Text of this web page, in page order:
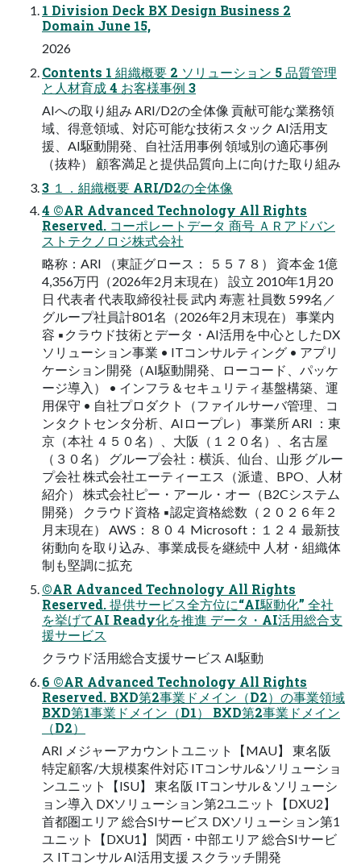
1 Division Deck BX Design Business 2
Domain June 15,
2026
Contents 1 組織概要 2 ソリューション 5 品質管理
と人材育成 4 お客様事例 3
AIへの取り組み ARI/D2の全体像 貢献可能な業務領
域、得意領域、対応可能な技術スタック AI活用支
援、AI駆動開発、自社活用事例 領域別の適応事例
（抜粋） 顧客満足と提供品質向上に向けた取り組み
3 １．組織概要 ARI/D2の全体像
4 ©AR Advanced Technology All Rights
Reserved. コーポレートデータ 商号 ＡＲアドバン
ストテクノロジ株式会社
略称：ARI （東証グロース： ５５７８） 資本金 1億
4,356万円（2026年2月末現在） 設立 2010年1月20
日 代表者 代表取締役社長 武内 寿憲 社員数 599名／
グループ社員計801名（2026年2月末現在） 事業内
容 ▪クラウド技術とデータ・AI活用を中心としたDX
ソリューション事業 • ITコンサルティング • アプリ
ケーション開発（AI駆動開発、ローコード、パッケ
ージ導入） • インフラ＆セキュリティ基盤構築、運
用保守 • 自社プロダクト（ファイルサーバ管理、コ
ンタクトセンタ分析、AIロープレ） 事業所 ARI ：東
京（本社 ４５０名）、大阪（１２０名）、名古屋
（３０名） グループ会社：横浜、仙台、山形 グルー
プ会社 株式会社エーティーエス（派遣、BPO、人材
紹介） 株式会社ピー・アール・オー（B2Cシステム
開発） クラウド資格 ▪認定資格総数（２０２６年２
月末現在） AWS：８０４ Microsoft：１２４ 最新技
術動向を取り込み、事業成長を継続中 人材・組織体
制も堅調に拡充
©AR Advanced Technology All Rights
Reserved. 提供サービス全方位に“AI駆動化” 全社
を挙げてAI Ready化を推進 データ・AI活用総合支
援サービス
クラウド活用総合支援サービス AI駆動
6 ©AR Advanced Technology All Rights
Reserved. BXD第2事業ドメイン（D2）の事業領域
BXD第1事業ドメイン（D1） BXD第2事業ドメイン
（D2）
ARI メジャーアカウントユニット【MAU】 東名阪
特定顧客/大規模案件対応 ITコンサル&ソリューショ
ンユニット【ISU】 東名阪 ITコンサル＆ソリューシ
ョン導入 DXソリューション第2ユニット【DXU2】
首都圏エリア 総合SIサービス DXソリューション第1
ユニット【DXU1】 関西・中部エリア 総合SIサービ
ス ITコンサル AI活用支援 スクラッチ開発